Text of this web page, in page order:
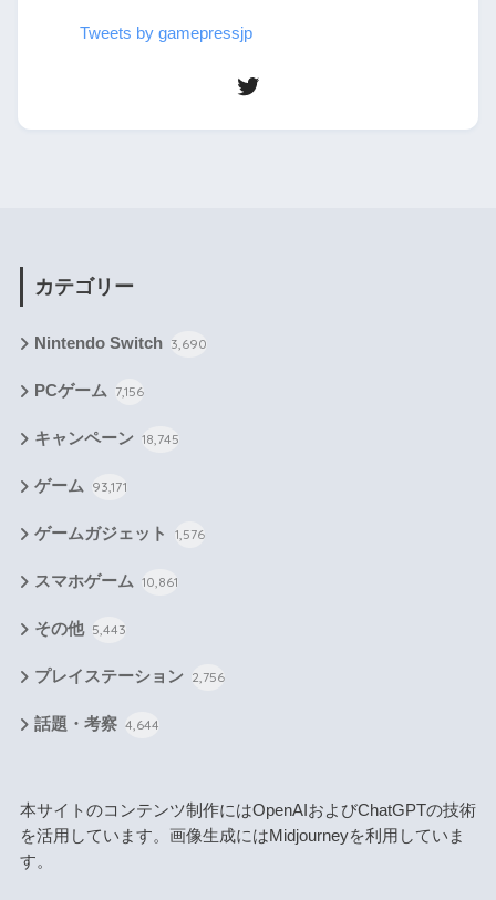
Tweets by gamepressjp
カテゴリー
Nintendo Switch 3,690
PCゲーム 7,156
キャンペーン 18,745
ゲーム 93,171
ゲームガジェット 1,576
スマホゲーム 10,861
その他 5,443
プレイステーション 2,756
話題・考察 4,644
本サイトのコンテンツ制作にはOpenAIおよびChatGPTの技術
を活用しています。画像生成にはMidjourneyを利用していま
す。